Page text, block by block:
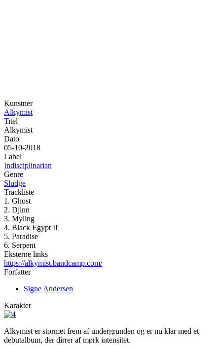
Kunstner
Alkymist
Titel
Alkymist
Dato
05-10-2018
Label
Indisciplinarian
Genre
Sludge
Trackliste
1. Ghost
2. Djinn
3. Myling
4. Black Egypt II
5. Paradise
6. Serpent
Eksterne links
https://alkymist.bandcamp.com/
Forfatter
Signe Andersen
Karakter
Alkymist er stormet frem af undergrunden og er nu klar med et
debutalbum, der dirrer af mørk intensitet.